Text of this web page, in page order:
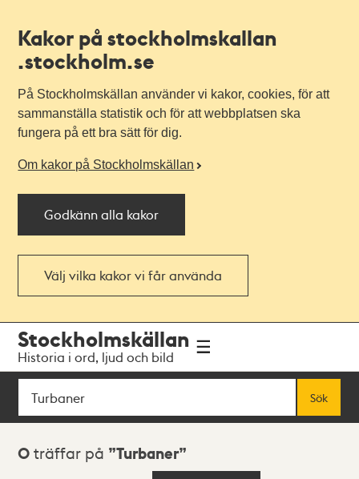
Kakor på stockholmskallan
.stockholm.se
På Stockholmskällan använder vi kakor, cookies, för att
sammanställa statistik och för att webbplatsen ska
fungera på ett bra sätt för dig.
Om kakor på Stockholmskällan
Godkänn alla kakor
Välj vilka kakor vi får använda
navigationen
huvudinnehållet
Stockholmskällan
Historia i ord, ljud och bild
Sök
Sök
Sökresultat
0 träffar på Turbaner